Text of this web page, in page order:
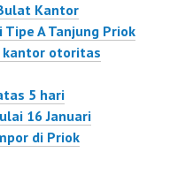
Kantor
A Tanjung Priok
kantor otoritas
5 hari
16 Januari
di Priok